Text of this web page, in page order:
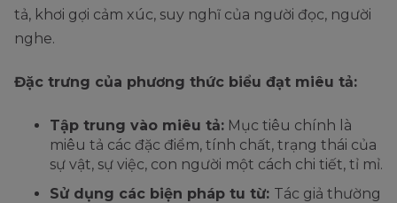
tả, khơi gợi cảm xúc, suy nghĩ của người đọc, người
nghe.
Đặc trưng của phương thức biểu đạt miêu tả:
Tập trung vào miêu tả: Mục tiêu chính là
miêu tả các đặc điểm, tính chất, trạng thái của
sự vật, sự việc, con người một cách chi tiết, tỉ mỉ.
Sử dụng các biện pháp tu từ: Tác giả thường